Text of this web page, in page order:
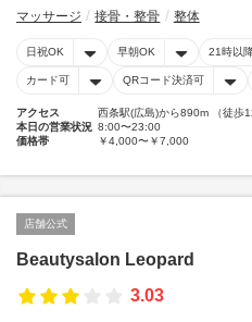
マッサージ 接骨・整骨 整体
日祝OK 早朝OK 21時以
カード可 QRコード決済可
アクセス
西条駅(広島)から890m （徒歩
本日の営業状況 8:00〜23:00
価格帯
￥4,000〜￥7,000
店舗公式
Beautysalon Leopard
3.03